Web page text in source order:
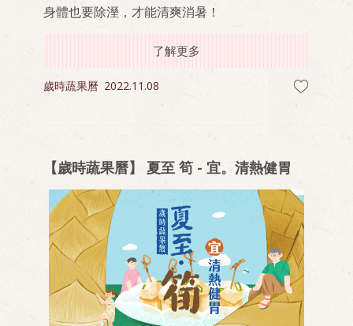
身體也要除溼，才能清爽消暑！
了解更多
歲時蔬果曆 2022.11.08
【歲時蔬果曆】 夏至 筍 - 宜。清熱健胃